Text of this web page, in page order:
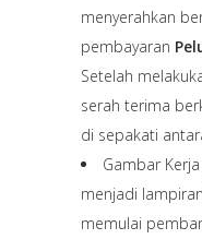
menyerahkan
pembayaran
Setelah
serah terima
di sepakati
Gambar
menjadi
memulai